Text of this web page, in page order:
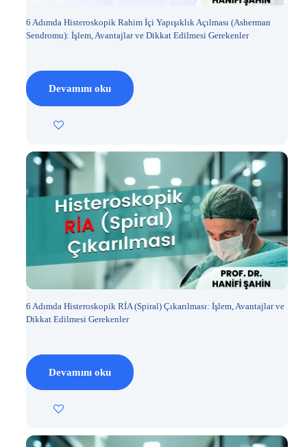
6 Adımda Histeroskopik Rahim İçi Yapışıklık Açılması (Asherman
Sendromu): İşlem, Avantajlar ve Dikkat Edilmesi Gerekenler
Devamını oku
6 Adımda Histeroskopik RİA (Spiral) Çıkarılması: İşlem, Avantajlar ve
Dikkat Edilmesi Gerekenler
Devamını oku